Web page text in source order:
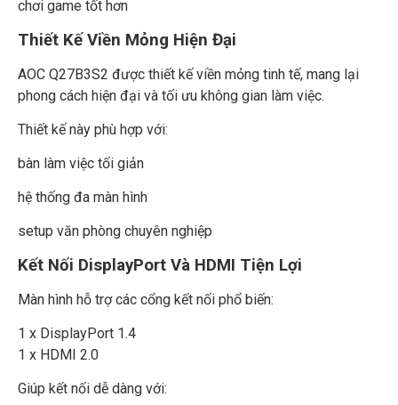
chơi game tốt hơn
Thiết Kế Viền Mỏng Hiện Đại
AOC Q27B3S2 được thiết kế viền mỏng tinh tế, mang lại
phong cách hiện đại và tối ưu không gian làm việc.
Thiết kế này phù hợp với:
bàn làm việc tối giản
hệ thống đa màn hình
setup văn phòng chuyên nghiệp
Kết Nối DisplayPort Và HDMI Tiện Lợi
Màn hình hỗ trợ các cổng kết nối phổ biến:
1 x DisplayPort 1.4
1 x HDMI 2.0
Giúp kết nối dễ dàng với: